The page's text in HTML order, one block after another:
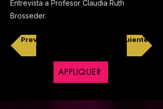
Entrevista a Profesor Claudia Ruth
Brosseder.
Previo Siguiente
APPLIQUER